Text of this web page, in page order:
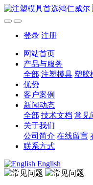
登录 注册
网站首页
产品与服务
全部 注塑模具 塑胶
优势
客户案例
新闻动态
全部 技术文档 常见
关于我们
公司简介 在线留言
联系方式
English